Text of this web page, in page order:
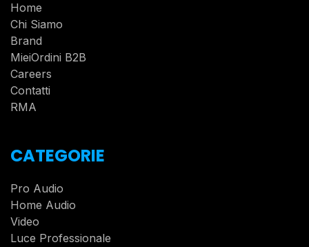
Home
Chi Siamo
Brand
MieiOrdini B2B
Careers
Contatti
RMA
CATEGORIE
Pro Audio
Home Audio
Video
Luce Professionale